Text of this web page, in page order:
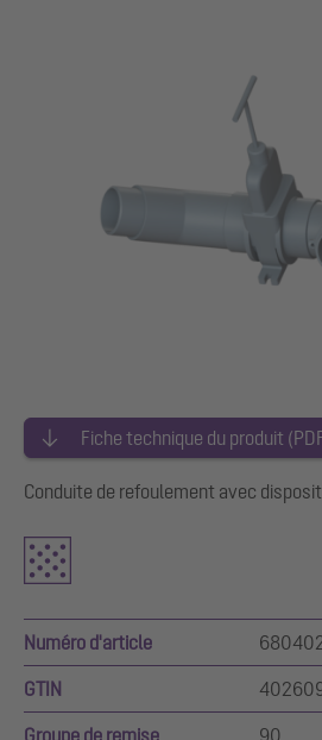
Fiche technique du produit
Conduite de refoulement avec
Numéro d'article
GTIN
Groupe de remise 90